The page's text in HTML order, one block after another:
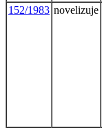
152/1983 novelizuje